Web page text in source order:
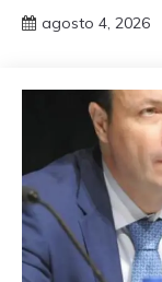
agosto 4, 2026